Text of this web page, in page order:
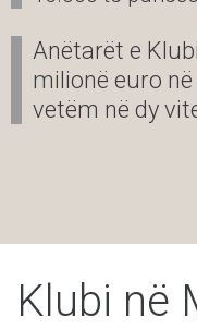
Anëtarët e
milionë euro
vetëm në dy
Klubi në